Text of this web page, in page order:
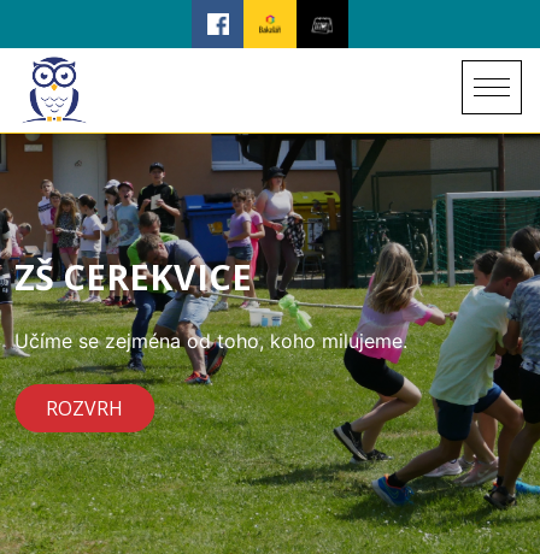
ZŠ CEREKVICE
Učíme se zejména od toho, koho milujeme.
ROZVRH